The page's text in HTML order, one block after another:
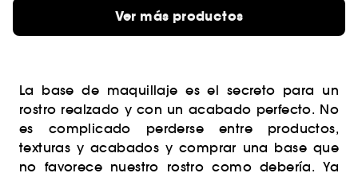
Ver más productos
La base de maquillaje es el secreto para un
rostro realzado y con un acabado perfecto. No
es complicado perderse entre productos,
texturas y acabados y comprar una base que
no favorece nuestro rostro como debería. Ya